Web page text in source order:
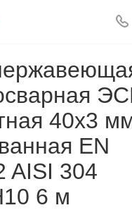
40х3
EN
AISI 304
6 м